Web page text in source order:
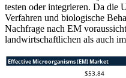
testen oder integrieren. Da die
Verfahren und biologische
Nachfrage nach EM
landwirtschaftlichen als auch